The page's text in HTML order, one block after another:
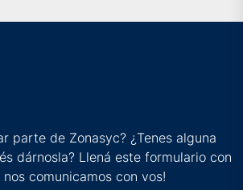
parte de Zonasyc? ¿Tenes alguna
dárnosla? Llená este formulario con
comunicamos con vos!